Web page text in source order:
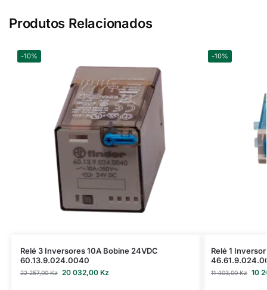
Produtos Relacionados
-10%
Relé 3 Inversores 10A Bobine 24VDC
60.13.9.024.0040
22 257,00Kz 20 032,00 Kz
-10%
Relé 1
11 403,00Kz 10